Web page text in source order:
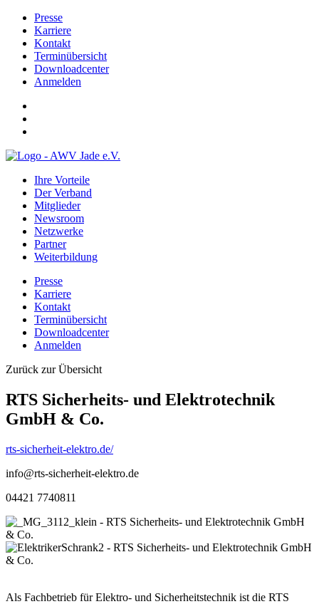
Presse
Karriere
Kontakt
Terminübersicht
Downloadcenter
Anmelden
Ihre Vorteile
Der Verband
Mitglieder
Newsroom
Netzwerke
Partner
Weiterbildung
Presse
Karriere
Kontakt
Terminübersicht
Downloadcenter
Anmelden
Zurück zur Übersicht
RTS Sicherheits- und Elektrotechnik
GmbH & Co.
rts-sicherheit-elektro.de/
info@rts-sicherheit-elektro.de
04421 7740811
Als Fachbetrieb für Elektro- und Sicherheitstechnik ist die RTS